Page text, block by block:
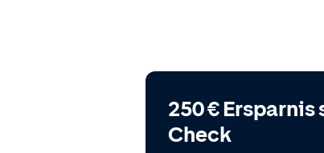
250 € Ersparnis
Check